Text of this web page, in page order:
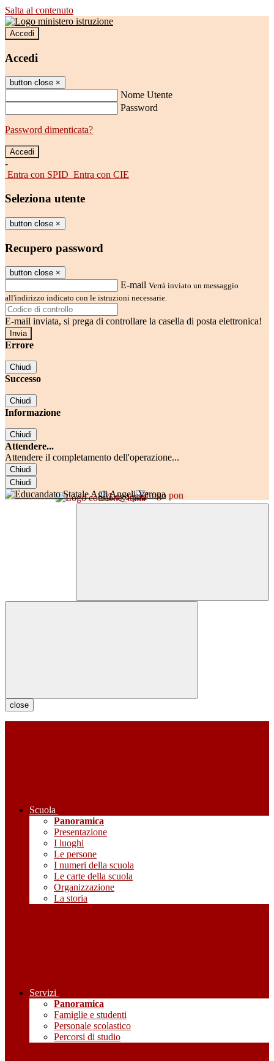
Salta al contenuto
Accedi
Accedi
button close ×
Nome Utente
Password
Password dimenticata?
-
Entra con SPID Entra con CIE
Seleziona utente
button close ×
Recupero password
button close ×
E-mail Verrà inviato un messaggio
all'indirizzo indicato con le istruzioni necessarie.
E-mail inviata, si prega di controllare la casella di posta elettronica!
Errore
Chiudi
Successo
Chiudi
Informazione
Chiudi
Attendere...
Attendere il completamento dell'operazione...
Chiudi
Chiudi
close
Scuola
Panoramica
Presentazione
I luoghi
Le persone
I numeri della scuola
Le carte della scuola
Organizzazione
La storia
Servizi
Panoramica
Famiglie e studenti
Personale scolastico
Percorsi di studio